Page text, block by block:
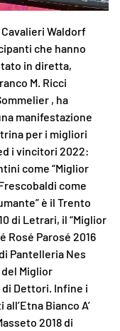
Waldorf
che hanno
in diretta,
M. Ricci
, ha
manifestazione
per i migliori
i vincitori 2022:
come “Miglior
come
è il Trento
di Letrari, il “Miglior
Rosé Parosé 2016
Pantelleria Nes
Miglior
di Dettori. Infine i
Bianco A’
2018 di